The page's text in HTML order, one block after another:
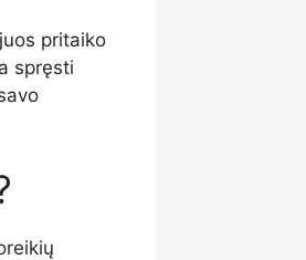
pritaiko
spręsti